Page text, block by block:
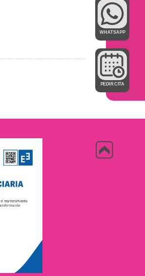
WHATSAPP
PEDIR CITA